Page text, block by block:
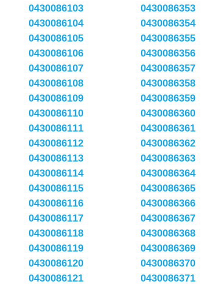
0430086103
0430086104
0430086105
0430086106
0430086107
0430086108
0430086109
0430086110
0430086111
0430086112
0430086113
0430086114
0430086115
0430086116
0430086117
0430086118
0430086119
0430086120
0430086121
0430086353
0430086354
0430086355
0430086356
0430086357
0430086358
0430086359
0430086360
0430086361
0430086362
0430086363
0430086364
0430086365
0430086366
0430086367
0430086368
0430086369
0430086370
0430086371